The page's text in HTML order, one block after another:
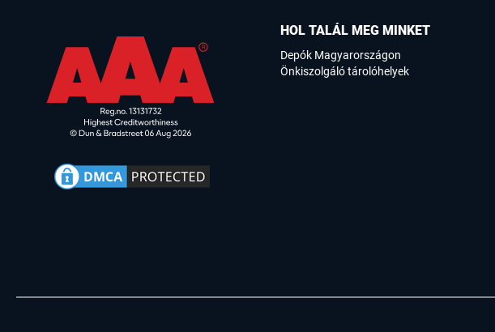
HOL TALÁL MEG MINKET
Depók Magyarországon
Önkiszolgáló tárolóhelyek